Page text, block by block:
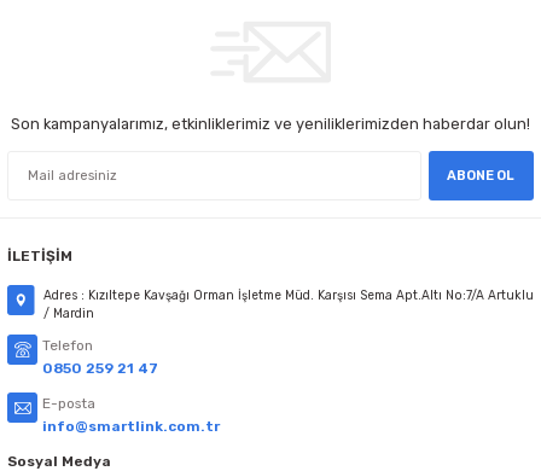
Son kampanyalarımız, etkinliklerimiz ve yeniliklerimizden haberdar olun!
ABONE OL
İLETİŞİM
Adres : Kızıltepe Kavşağı Orman İşletme Müd. Karşısı Sema Apt.Altı No:7/A Artuklu
/ Mardin
Telefon
0850 259 21 47
E-posta
info@smartlink.com.tr
Sosyal Medya